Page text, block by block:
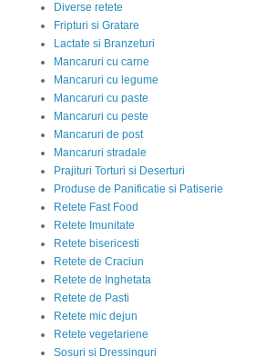
Diverse retete
Fripturi si Gratare
Lactate si Branzeturi
Mancaruri cu carne
Mancaruri cu legume
Mancaruri cu paste
Mancaruri cu peste
Mancaruri de post
Mancaruri stradale
Prajituri Torturi si Deserturi
Produse de Panificatie si Patiserie
Retete Fast Food
Retete Imunitate
Retete bisericesti
Retete de Craciun
Retete de Inghetata
Retete de Pasti
Retete mic dejun
Retete vegetariene
Sosuri si Dressinguri